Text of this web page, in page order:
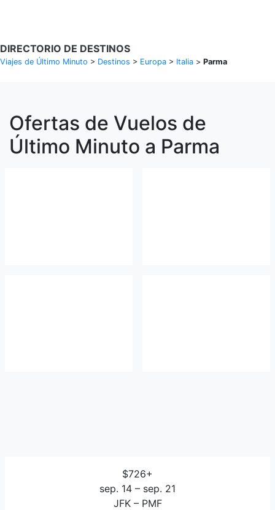
DIRECTORIO DE DESTINOS
Viajes de Último Minuto > Destinos > Europa > Italia > Parma
Ofertas de Vuelos de
Último Minuto a Parma
$726+
sep. 14 – sep. 21
JFK – PMF